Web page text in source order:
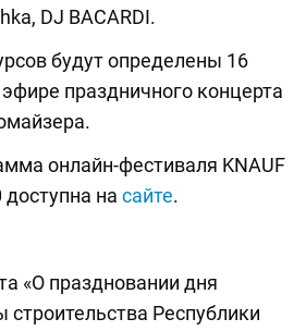
DJ BACARDI.
будут определены 16
праздничного концерта
онлайн-фестиваля KNAUF
доступна на сайте.
«О праздновании дня
строительства Республики